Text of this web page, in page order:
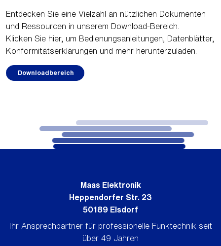
Entdecken Sie eine Vielzahl an nützlichen Dokumenten
und Ressourcen in unserem Download-Bereich.
Klicken Sie hier, um Bedienungsanleitungen, Datenblätter,
Konformitätserklärungen und mehr herunterzuladen.
Downloadbereich
Maas Elektronik
Heppendorfer Str. 23
50189 Elsdorf
Ihr Ansprechpartner für professionelle Funktechnik seit
über 49 Jahren